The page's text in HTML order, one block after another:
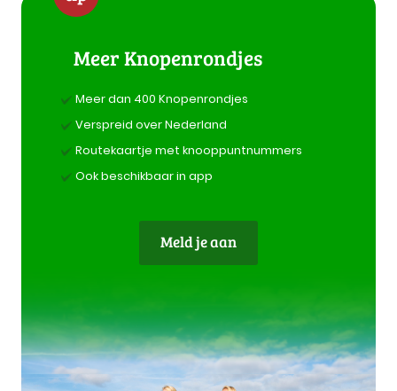
Meer Knopenrondjes
Meer dan 400 Knopenrondjes
Verspreid over Nederland
Routekaartje met knooppuntnummers
Ook beschikbaar in app
Meld je aan